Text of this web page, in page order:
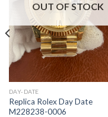
OUT OF STOCK
DAY-DATE
Replica Rolex Day Date
M228238-0006